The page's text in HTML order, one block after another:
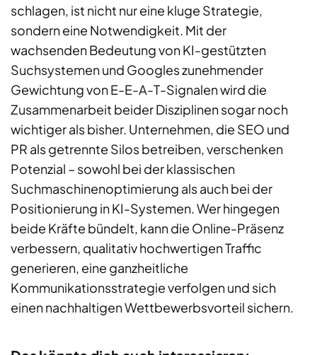
schlagen, ist nicht nur eine kluge Strategie,
sondern eine Notwendigkeit. Mit der
wachsenden Bedeutung von KI-gestützten
Suchsystemen und Googles zunehmender
Gewichtung von E-E-A-T-Signalen wird die
Zusammenarbeit beider Disziplinen sogar noch
wichtiger als bisher. Unternehmen, die SEO und
PR als getrennte Silos betreiben, verschenken
Potenzial – sowohl bei der klassischen
Suchmaschinenoptimierung als auch bei der
Positionierung in KI-Systemen. Wer hingegen
beide Kräfte bündelt, kann die Online-Präsenz
verbessern, qualitativ hochwertigen Traffic
generieren, eine ganzheitliche
Kommunikationsstrategie verfolgen und sich
einen nachhaltigen Wettbewerbsvorteil sichern.